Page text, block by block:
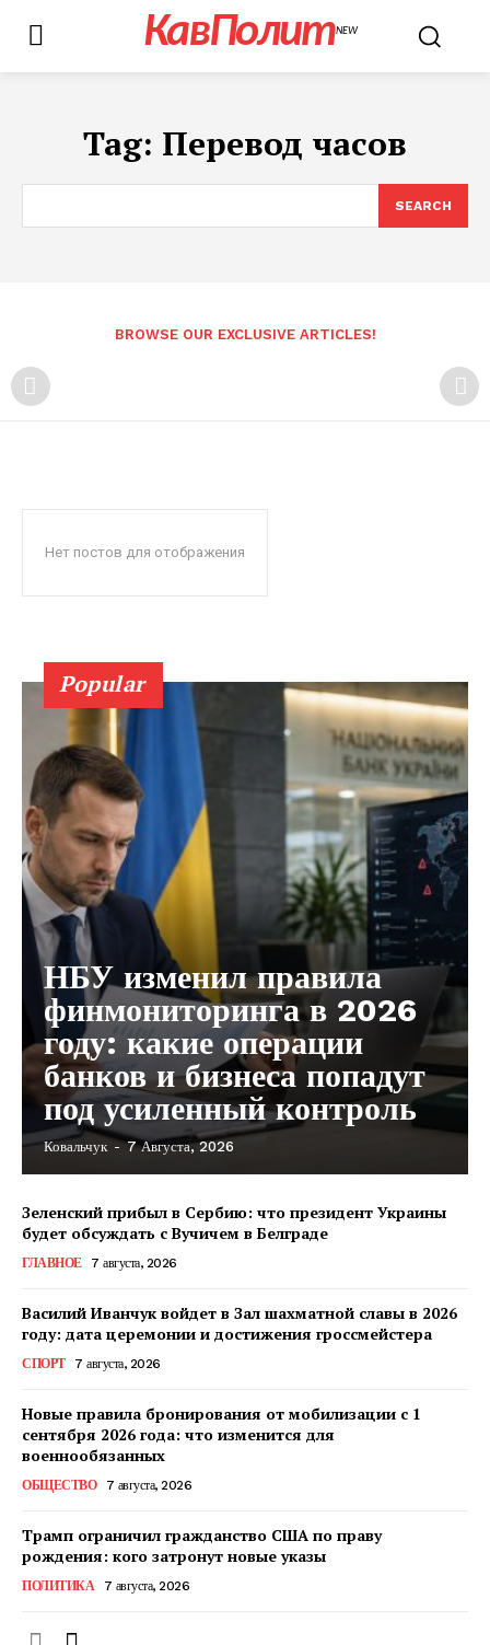
КавПолитNEW
Tag: Перевод часов
SEARCH
BROWSE OUR EXCLUSIVE ARTICLES!
Нет постов для отображения
Popular
НБУ изменил правила
финмониторинга в 2026
году: какие операции
банков и бизнеса попадут
под усиленный контроль
Ковальчук - 7 Августа, 2026
Зеленский прибыл в Сербию: что президент Украины
будет обсуждать с Вучичем в Белграде
ГЛАВНОЕ 7 августа, 2026
Василий Иванчук войдет в Зал шахматной славы в 2026
году: дата церемонии и достижения гроссмейстера
СПОРТ 7 августа, 2026
Новые правила бронирования от мобилизации с 1
сентября 2026 года: что изменится для
военнообязанных
ОБЩЕСТВО 7 августа, 2026
Трамп ограничил гражданство США по праву
рождения: кого затронут новые указы
ПОЛИТИКА 7 августа, 2026